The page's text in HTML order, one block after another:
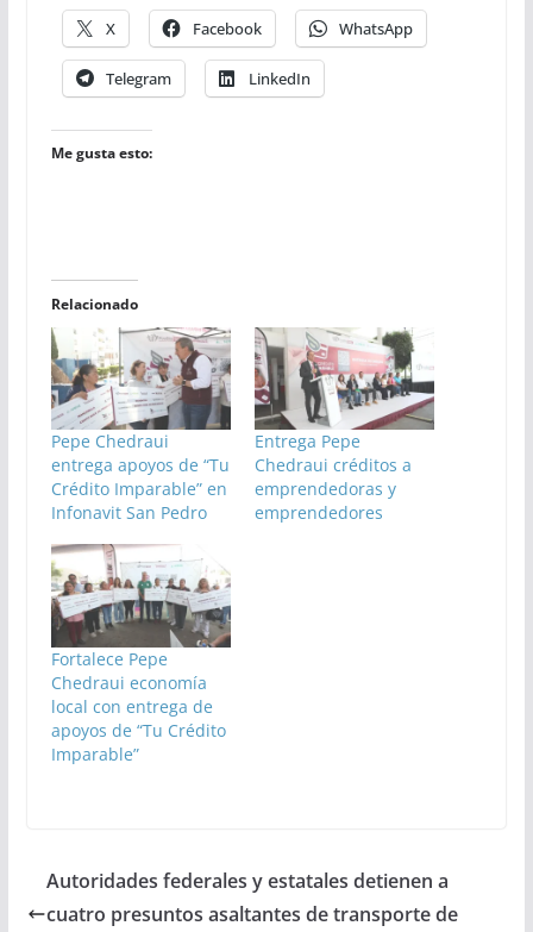
X Facebook WhatsApp
Telegram LinkedIn
Me gusta esto:
Relacionado
Pepe Chedraui
entrega apoyos de “Tu
Crédito Imparable” en
Infonavit San Pedro
Entrega Pepe
Chedraui créditos a
emprendedoras y
emprendedores
Fortalece Pepe
Chedraui economía
local con entrega de
apoyos de “Tu Crédito
Imparable”
Autoridades federales y estatales detienen a
cuatro presuntos asaltantes de transporte de